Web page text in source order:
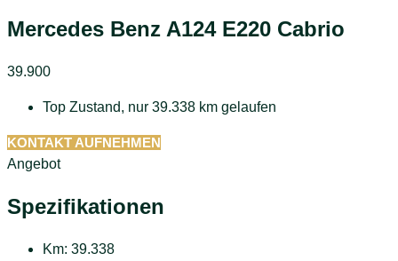
Mercedes Benz A124 E220 Cabrio
39.900
Top Zustand, nur 39.338 km gelaufen
KONTAKT AUFNEHMEN
Angebot
Spezifikationen
Km: 39.338